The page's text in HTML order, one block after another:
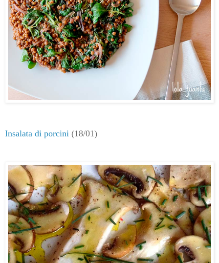
Insalata di porcini (18/01)